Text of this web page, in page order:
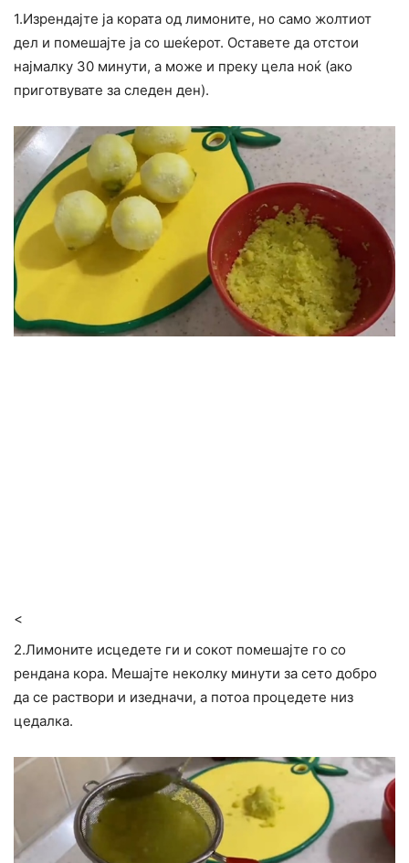
1.Изрендајте ја кората од лимоните, но само жолтиот
дел и помешајте ја со шеќерот. Оставете да отстои
најмалку 30 минути, а може и преку цела ноќ (ако
приготвувате за следен ден).
<
2.Лимоните исцедете ги и сокот помешајте го со
рендана кора. Мешајте неколку минути за сето добро
да се раствори и изедначи, а потоа процедете низ
цедалка.